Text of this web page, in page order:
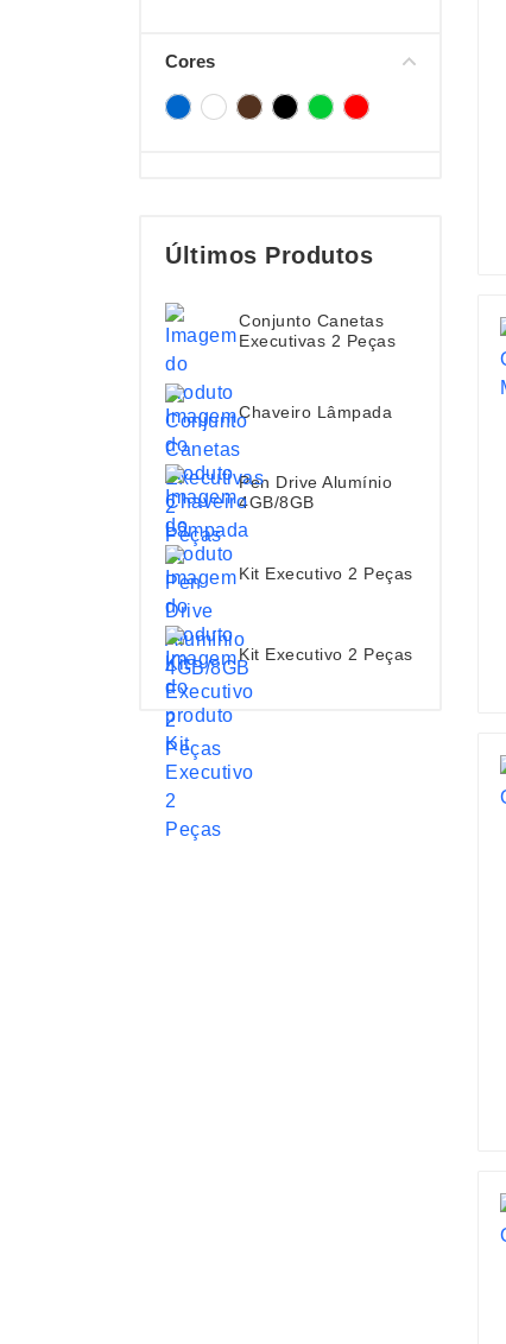
Cores
Últimos Produtos
Conjunto Canetas
Executivas 2 Peças
Chaveiro Lâmpada
Pen Drive Alumínio
4GB/8GB
Kit Executivo 2 Peças
Kit Executivo 2 Peças